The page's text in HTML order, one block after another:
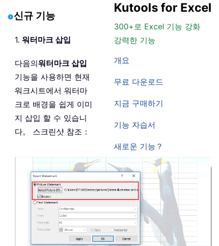
Kutools for Excel
300+로 Excel 기능 강화
강력한 기능
개요
무료 다운로드
지금 구매하기
기능 자습서
새로운 기능？
신규 기능
1. 워터마크 삽입
다음의워터마크 삽입
기능을 사용하면 현재
워크시트에서 워터마
크로 배경을 쉽게 이미
지 삽입 할 수 있습니
다。 스크린샷 참조：